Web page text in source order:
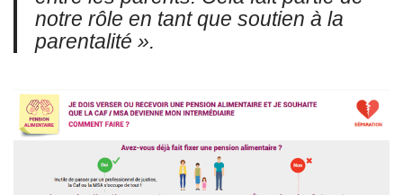
notre rôle en tant que soutien à la
parentalité ».